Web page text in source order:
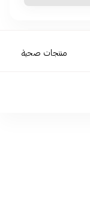
منتجات صحية